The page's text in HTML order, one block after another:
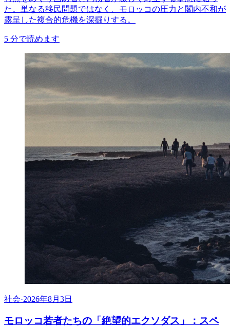
た。単なる移民問題ではなく、モロッコの圧力と閣内不和が
露呈した複合的危機を深掘りする。
5 分で読めます
社会·2026年8月3日
モロッコ若者たちの「絶望的エクソダス」：スペ